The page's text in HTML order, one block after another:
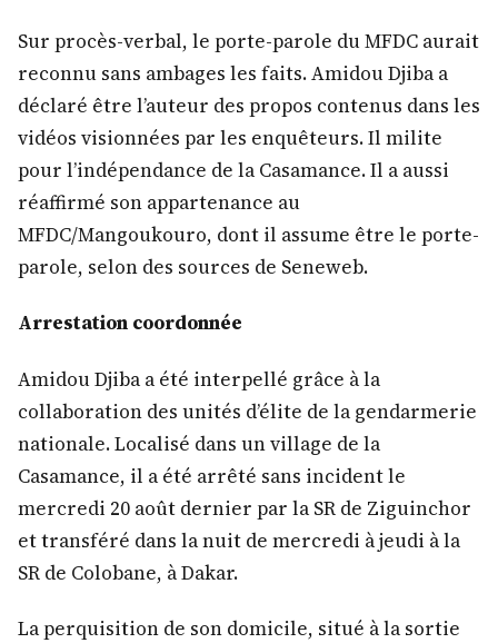
Sur procès-verbal, le porte-parole du MFDC aurait
reconnu sans ambages les faits. Amidou Djiba a
déclaré être l’auteur des propos contenus dans les
vidéos visionnées par les enquêteurs. Il milite
pour l’indépendance de la Casamance. Il a aussi
réaffirmé son appartenance au
MFDC/Mangoukouro, dont il assume être le porte-
parole, selon des sources de Seneweb.
Arrestation coordonnée
Amidou Djiba a été interpellé grâce à la
collaboration des unités d’élite de la gendarmerie
nationale. Localisé dans un village de la
Casamance, il a été arrêté sans incident le
mercredi 20 août dernier par la SR de Ziguinchor
et transféré dans la nuit de mercredi à jeudi à la
SR de Colobane, à Dakar.
La perquisition de son domicile, situé à la sortie